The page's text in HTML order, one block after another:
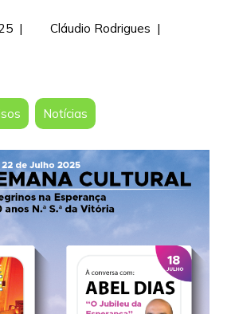
10| Cláudio RodriguesCartaz
a
22
Julho
|
Notícias